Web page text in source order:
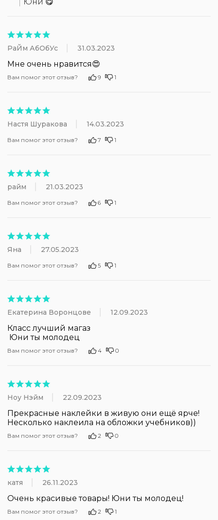
РаЙм АбОбУс 31.03.2023
Мне очень нравится😍
Вам помог этот отзыв? 9 1
Настя Шуракова 14.03.2023
Вам помог этот отзыв? 7 1
райм 21.03.2023
Вам помог этот отзыв? 6 1
Яна 27.05.2023
Вам помог этот отзыв? 5 1
Екатерина Воронцове 12.09.2023
Класс лучший магаз
Юни ты молодец
Вам помог этот отзыв? 4 0
Ноу Нэйм 22.09.2023
Прекрасные наклейки в живую они ещё ярче!
Несколько наклеила на обложки учебников))
Вам помог этот отзыв? 2 0
катя 26.11.2023
Очень красивые товары! Юни ты молодец!
Вам помог этот отзыв? 2 1